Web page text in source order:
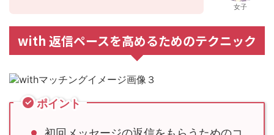
女子
with 返信ペースを高めるためのテクニック
ポイント
初回メッセージの返信をもらうためのコ